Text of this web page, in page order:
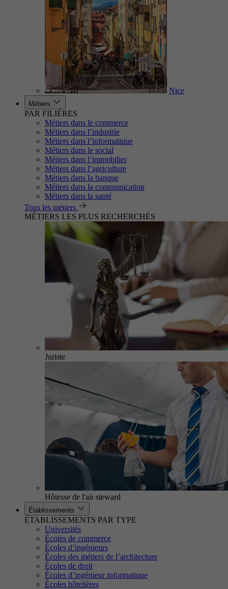
Nice
Métiers
PAR FILIÈRES
Métiers dans le commerce
Métiers dans l’industrie
Métiers dans l’informatique
Métiers dans le social
Métiers dans l’immobilier
Métiers dans l’agriculture
Métiers dans la banque
Métiers dans la communication
Métiers dans la santé
Tous les métiers
MÉTIERS LES PLUS RECHERCHÉS
Juriste
Hôtesse de l'air steward
Établissements
ÉTABLISSEMENTS PAR TYPE
Universités
Écoles de commerce
Écoles d’ingénieurs
Écoles des métiers de l’architecture
Écoles de droit
Écoles d’ingénieur informatique
Écoles hôtelières